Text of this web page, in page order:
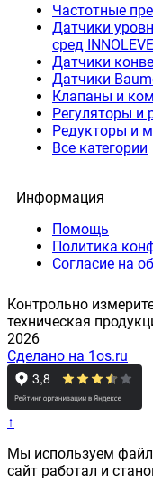
Частотные
Датчики
сред
Датчики
Датчики
Клапаны и
Регуляторы и
Редукторы и
Все категории
Информация
Помощь
Политика
Согласие на
Контрольно
техническая
2026
Сделано на 1os.ru
↑
Мы используем
сайт работал и